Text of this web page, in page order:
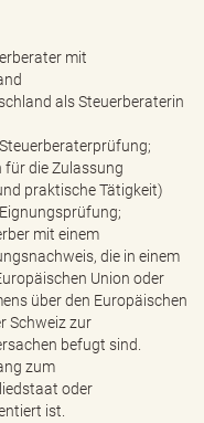
mit
als Steuerberaterin
für die Zulassung
praktische Tätigkeit)
mit einem
die in einem
Union oder
über den Europäischen
Schweiz zur
befugt sind.
zum
oder
ist.